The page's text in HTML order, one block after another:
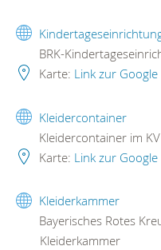
BRK-
Karte: Link zur
Kleidercontainer
Kleidercontainer im
Karte: Link zur
Kleiderkammer
Bayerisches Rotes
Kleiderkammer